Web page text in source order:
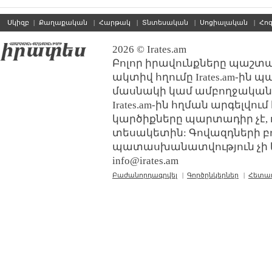
Սկիզբ | Քաղաքական | Հարթակ | Տնտեսական | Սոցիալական |
2026 © Irates.am
Բոլոր իրավունքները
ակտիվ հղումը Irates.am-ին
մասնակի կամ ամբողջական
Irates.am-ին հղման
կարծիքները պարտադիր չէ,
տեսակետին: Գովազդների
պատասխանատվություն չի
info@irates.am
Բաժանորդագրվել | Գործընկերներ |